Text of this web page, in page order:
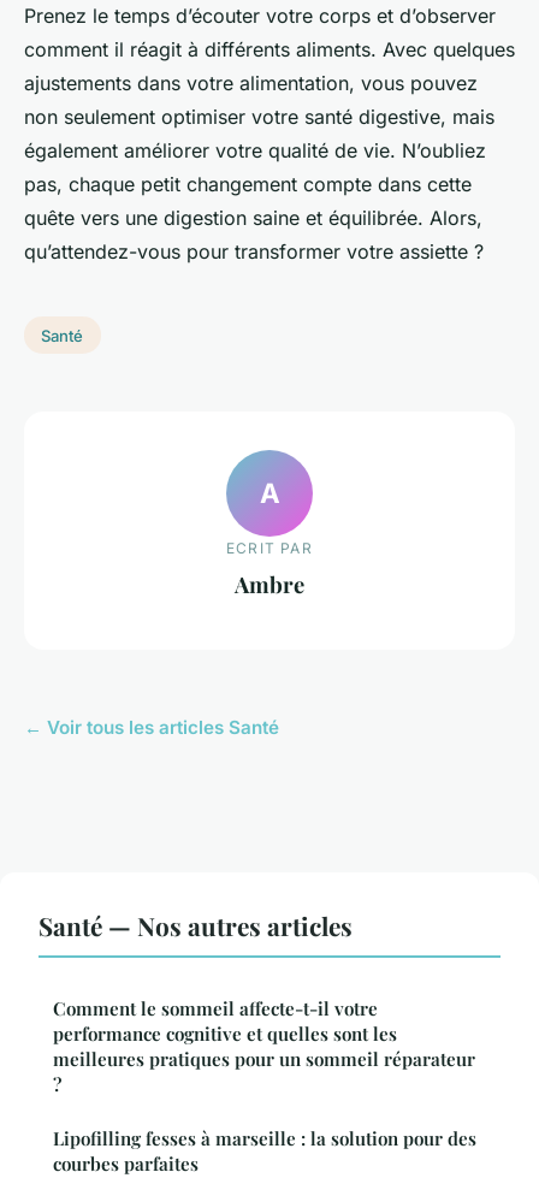
Prenez le temps d’écouter votre corps et d’observer
comment il réagit à différents aliments. Avec quelques
ajustements dans votre alimentation, vous pouvez
non seulement optimiser votre santé digestive, mais
également améliorer votre qualité de vie. N’oubliez
pas, chaque petit changement compte dans cette
quête vers une digestion saine et équilibrée. Alors,
qu’attendez-vous pour transformer votre assiette ?
Santé
A
ECRIT PAR
Ambre
← Voir tous les articles Santé
Santé — Nos autres articles
Comment le sommeil affecte-t-il votre
performance cognitive et quelles sont les
meilleures pratiques pour un sommeil réparateur
?
Lipofilling fesses à marseille : la solution pour des
courbes parfaites